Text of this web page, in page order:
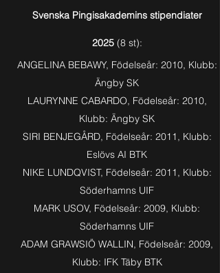
Svenska Pingisakademins stipendiater
2025 (8 st):
ANGELINA BEBAWY, Födelseår: 2010, Klubb:
Ängby SK
LAURYNNE CABARDO, Födelseår: 2010,
Klubb: Ängby SK
SIRI BENJEGÅRD, Födelseår: 2011, Klubb:
Eslövs AI BTK
NIKE LUNDQVIST, Födelseår: 2011, Klubb:
Söderhamns UIF
MARK USOV, Födelseår: 2009, Klubb:
Söderhamns UIF
ADAM GRAWSIÖ WALLIN, Födelseår: 2009,
Klubb: IFK Täby BTK